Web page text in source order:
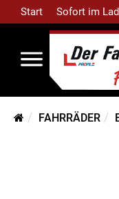
Start Sofort im
FAHRRÄDER